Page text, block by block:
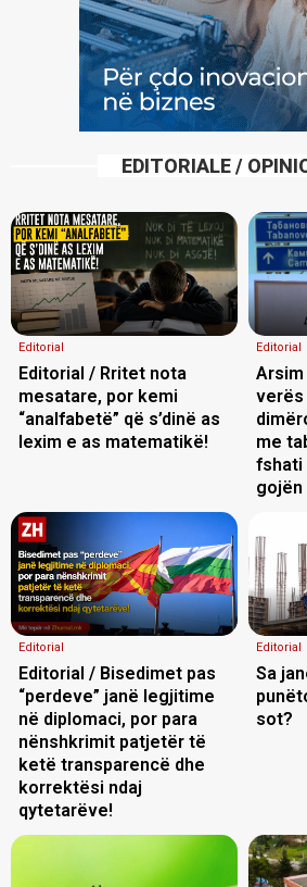
EDITORIALE /
Editorial
Editorial / Rritet nota
mesatare, por kemi
“analfabetë” që s’dinë as
lexim e as matematikë!
Editorial
Arsim
verës
me
fshati
gojën
Editorial
Editorial / Bisedimet pas
“perdeve” janë legjitime
në diplomaci, por para
nënshkrimit patjetër të
ketë transparencë dhe
korrektësi ndaj
qytetarëve!
Editorial
Sa
sot?